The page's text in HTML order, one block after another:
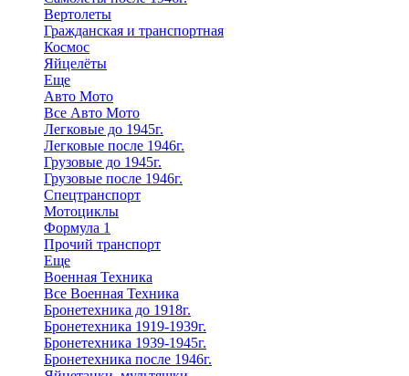
Вертолеты
Гражданская и транспортная
Космос
Яйцелёты
Еще
Авто Мото
Все Авто Мото
Легковые до 1945г.
Легковые после 1946г.
Грузовые до 1945г.
Грузовые после 1946г.
Спецтранспорт
Мотоциклы
Формула 1
Прочий транспорт
Еще
Военная Техника
Все Военная Техника
Бронетехника до 1918г.
Бронетехника 1919-1939г.
Бронетехника 1939-1945г.
Бронетехника после 1946г.